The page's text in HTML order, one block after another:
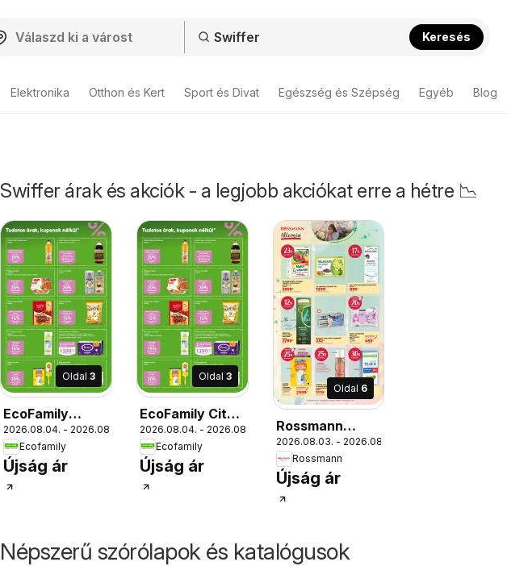
Keresés
Elektronika Otthon és Kert Sport és Divat Egészség és Szépség Egyéb Blog
Swiffer árak és akciók - a legjobb akciókat erre a hétre 📉
Oldal 3
EcoFamily
Akciós újság
2026.08.04. - 2026.08.09.
Ecofamily
Újság ár
Oldal 3
EcoFamily City
akciós újság
2026.08.04. - 2026.08.09.
Ecofamily
Újság ár
Oldal 6
Rossmann
akciós újság
2026.08.03. - 2026.08.14.
Rossmann
Újság ár
Népszerű szórólapok és katalógusok